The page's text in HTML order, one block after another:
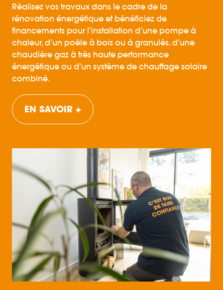
Réalisez vos travaux dans le cadre de la
rénovation énergétique et bénéficiez de
financements pour l’installation d’une pompe à
chaleur, d’un poêle à bois ou à granulés, d’une
chaudière gaz à très haute performance
énergétique ou d’un système de chauffage solaire
combiné.
EN SAVOIR +